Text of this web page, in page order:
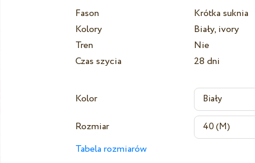
Fason
Krótka suknia
Kolory
Biały, ivory
Tren
Nie
Czas szycia
28 dni
Kolor
Rozmiar
Tabela rozmiarów